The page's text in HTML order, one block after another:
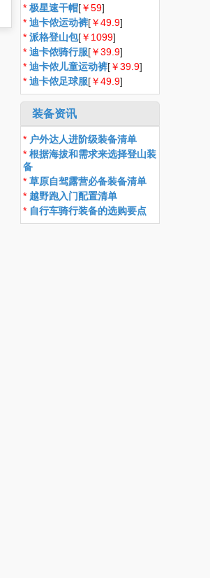
* 极星速干帽[￥59]
* 迪卡侬运动裤[￥49.9]
* 派格登山包[￥1099]
* 迪卡侬骑行服[￥39.9]
* 迪卡侬儿童运动裤[￥39.9]
* 迪卡侬足球服[￥49.9]
装备资讯
* 户外达人进阶级装备清单
* 根据海拔和需求来选择登山装
备
* 草原自驾露营必备装备清单
* 越野跑入门配置清单
* 自行车骑行装备的选购要点